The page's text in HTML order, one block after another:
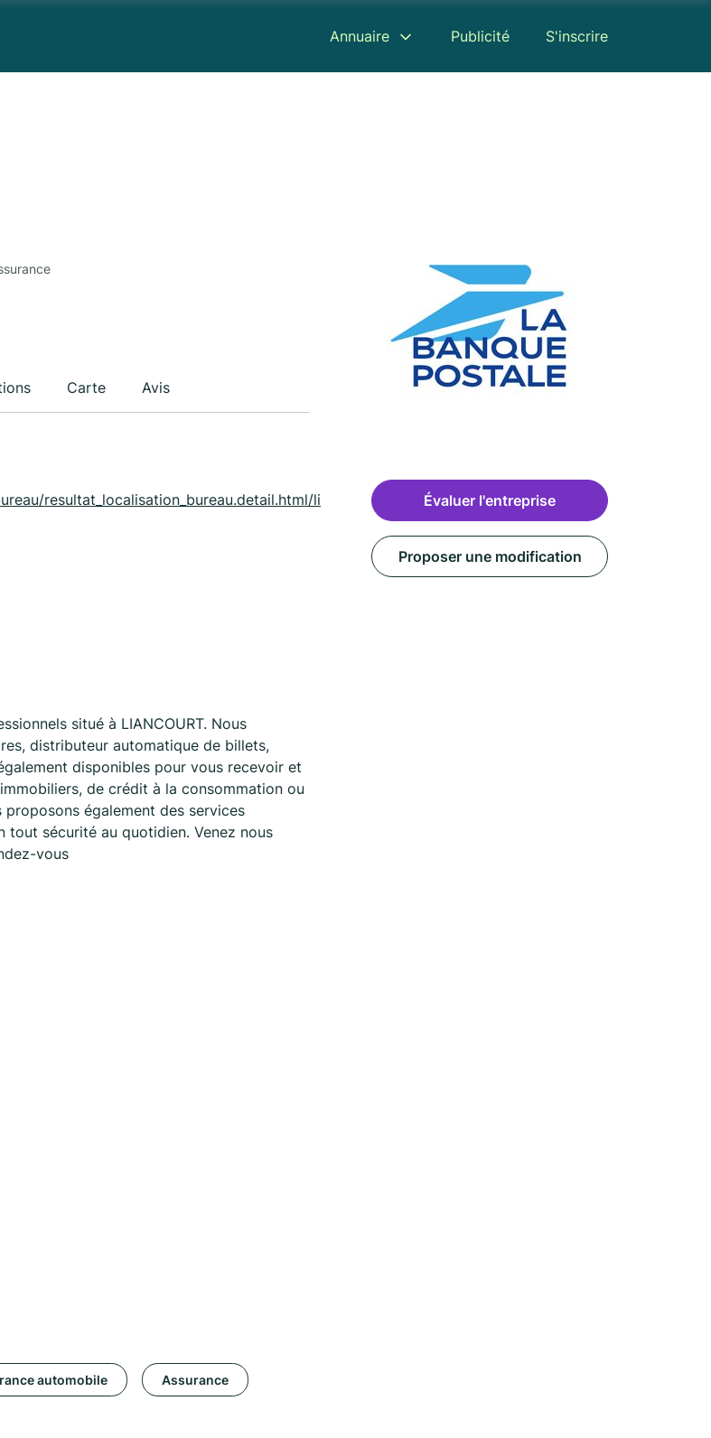
Annuaire Publicité S'inscrire
Carte Avis
resultat_localisation_bureau.detail.html/liancourt-
situé à LIANCOURT. Nous
distributeur automatique de billets,
disponibles pour vous recevoir et
de crédit à la consommation ou
également des services
tout sécurité au quotidien. Venez nous
vous
automobile Assurance
Évaluer l'entreprise
Proposer une modification